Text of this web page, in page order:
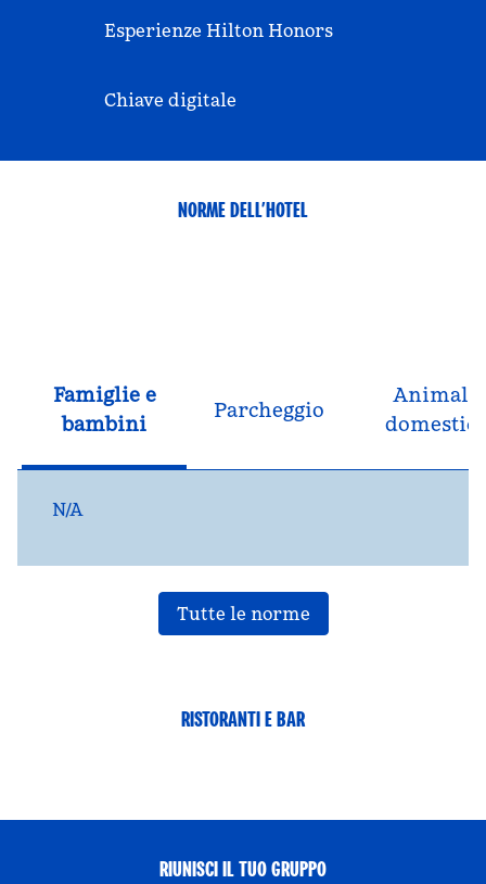
Esperienze Hilton Honors
Chiave digitale
NORME DELL’HOTEL
Famiglie e
bambini
Parcheggio
Animali
domestici
N/A
Tutte le norme
RISTORANTI E BAR
RIUNISCI IL TUO GRUPPO